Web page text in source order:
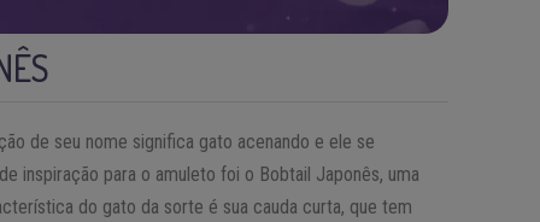
de seu nome significa gato acenando e ele se
inspiração para o amuleto foi o Bobtail Japonês, uma
do gato da sorte é sua cauda curta, que tem